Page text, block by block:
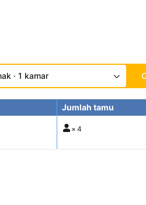
· 1 kamar
Jumlah tamu
× 4